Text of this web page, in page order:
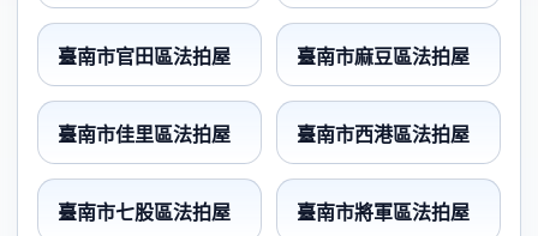
臺南市官田區法拍屋 臺南市麻豆區法拍屋
臺南市佳里區法拍屋 臺南市西港區法拍屋
臺南市七股區法拍屋 臺南市將軍區法拍屋